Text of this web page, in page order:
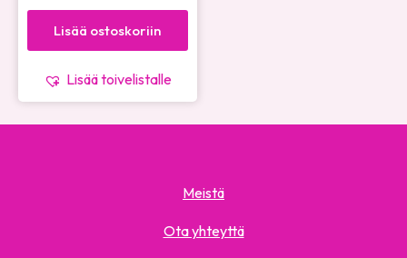
Lisää ostoskoriin
Lisää toivelistalle
Meistä
Ota yhteyttä